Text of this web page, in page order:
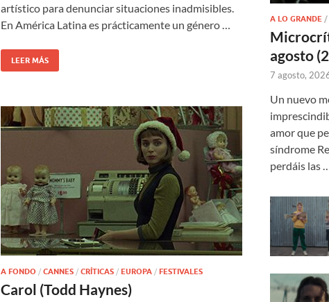
artístico para denunciar situaciones inadmisibles.
En América Latina es prácticamente un género …
LEER MÁS
A FONDO / CANNES / CRÍTICAS / EUROPA / FESTIVALES
Carol (Todd Haynes)
A LO GRANDE
agosto
7 agosto,
Un nuevo
amor que
síndrome
perdáis las